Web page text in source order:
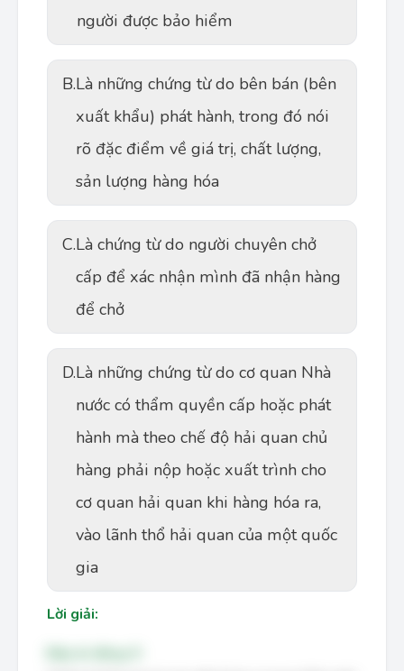
người được bảo hiểm
B.Là những chứng từ do bên bán (bên
xuất khẩu) phát hành, trong đó nói
rõ đặc điểm về giá trị, chất lượng,
sản lượng hàng hóa
C.Là chứng từ do người chuyên chở
cấp để xác nhận mình đã nhận hàng
để chở
D.Là những chứng từ do cơ quan Nhà
nước có thẩm quyền cấp hoặc phát
hành mà theo chế độ hải quan chủ
hàng phải nộp hoặc xuất trình cho
cơ quan hải quan khi hàng hóa ra,
vào lãnh thổ hải quan của một quốc
gia
Lời giải: